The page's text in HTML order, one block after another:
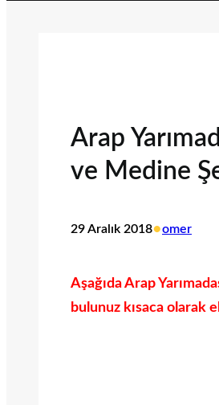
Arap
ve Medine
29 Aralık 2018•omer
Aşağıda Arap
bulunuz kısaca olarak